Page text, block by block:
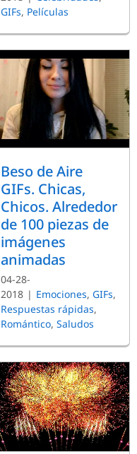
GIFs, Películas
Beso de Aire
GIFs. Chicas,
Chicos. Alrededor
de 100 piezas de
imágenes
animadas
04-28-
2018 | Emociones, GIFs,
Respuestas rápidas,
Romántico, Saludos